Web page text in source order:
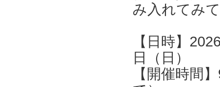
み入れてみ
【日時】
日（日）
【開催時間